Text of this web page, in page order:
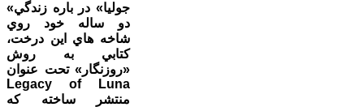
«جوليا» در باره زندگي
دو ساله خود روي
شاخه هاي اين درخت،
کتابي به روش
«روزنگار» تحت عنوان
Legacy of Luna
منتشر ساخته که